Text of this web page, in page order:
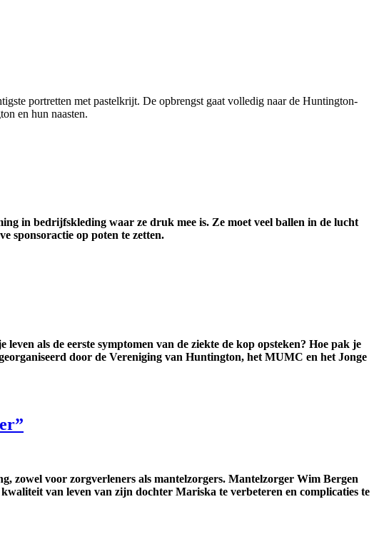
portretten met pastelkrijt. De opbrengst gaat volledig naar de Huntington-
en hun naasten.
in bedrijfskleding waar ze druk mee is. Ze moet veel ballen in de lucht
sponsoractie op poten te zetten.
als de eerste symptomen van de ziekte de kop opsteken? Hoe pak je
door de Vereniging van Huntington, het MUMC en het Jonge
zowel voor zorgverleners als mantelzorgers. Mantelzorger Wim Bergen
van leven van zijn dochter Mariska te verbeteren en complicaties te